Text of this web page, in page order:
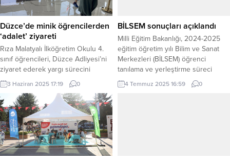
Düzce’de minik öğrencilerden
‘adalet’ ziyareti
Rıza Malatyalı İlköğretim Okulu 4.
sınıf öğrencileri, Düzce Adliyesi’ni
ziyaret ederek yargı sürecini
yakından tanıdı. Sefer DEMİR /
DÜZCE (İGFA) – Düzce Rıza
Malatyalı İlköğretim Okulu’nun 4.
sınıf öğrencileri, öğretmenleri
rehberliğinde Düzce Adliyesi’ne
düzenledikleri ziyarette hukuk
sistemini öğrenme fırsatı buldu.
Adliye binasını gezen minikler,
3 Haziran 2025 17:19 0
BİLSEM sonuçları açıklandı
Milli Eğitim Bakanlığı, 2024-2025
eğitim öğretim yılı Bilim ve Sanat
Merkezleri (BİLSEM) öğrenci
tanılama ve yerleştirme süreci
kapsamında gerçekleştirilen
bireysel değerlendirme sonuçlarını
4 Temmuz 2025 16:59 0